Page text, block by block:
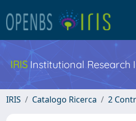
IRIS Institutional Research
IRIS Catalogo Ricerca 2